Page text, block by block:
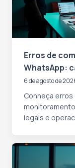
Erros de
WhatsApp:
6 de agosto de
Conheça
legais e